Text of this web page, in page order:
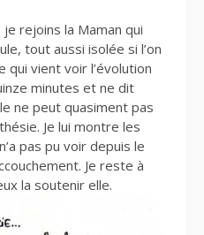
rejoins la Maman qui
tout aussi isolée si l’on
qui vient voir l’évolution
minutes et ne dit
ne peut quasiment pas
Je lui montre les
pas pu voir depuis le
Je reste à
la soutenir elle.